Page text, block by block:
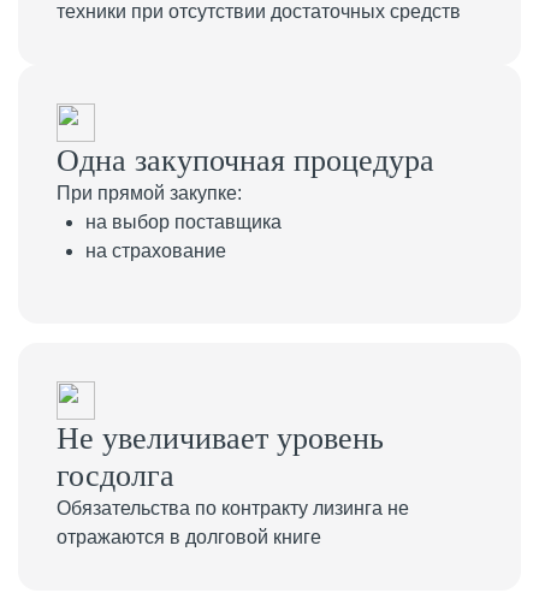
техники при отсутствии достаточных средств
Одна закупочная процедура
При прямой закупке:
на выбор поставщика
на страхование
Не увеличивает уровень
госдолга
Обязательства по контракту лизинга не
отражаются в долговой книге